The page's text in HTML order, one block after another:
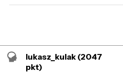
lukasz_kulak (2047
pkt)